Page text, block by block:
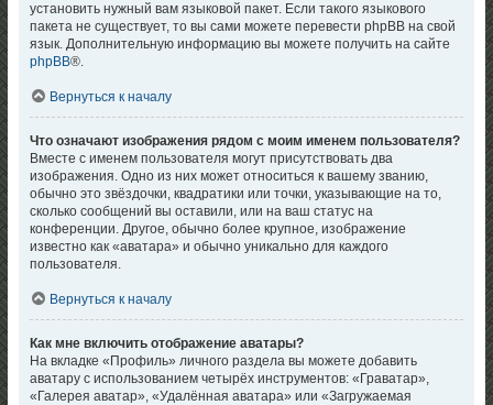
установить нужный вам языковой пакет. Если такого языкового
пакета не существует, то вы сами можете перевести phpBB на свой
язык. Дополнительную информацию вы можете получить на сайте
phpBB®.
Вернуться к началу
Что означают изображения рядом с моим именем пользователя?
Вместе с именем пользователя могут присутствовать два
изображения. Одно из них может относиться к вашему званию,
обычно это звёздочки, квадратики или точки, указывающие на то,
сколько сообщений вы оставили, или на ваш статус на
конференции. Другое, обычно более крупное, изображение
известно как «аватара» и обычно уникально для каждого
пользователя.
Вернуться к началу
Как мне включить отображение аватары?
На вкладке «Профиль» личного раздела вы можете добавить
аватару с использованием четырёх инструментов: «Граватар»,
«Галерея аватар», «Удалённая аватара» или «Загружаемая